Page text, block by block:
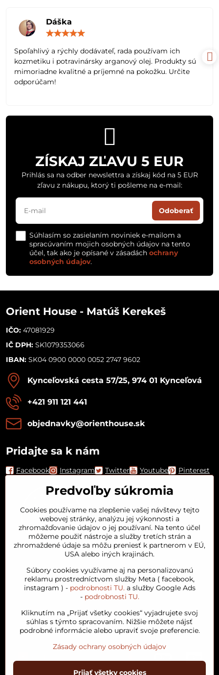
Dáška
5
Spoľahlivý a rýchly dodávateľ, rada používam ich
kozmetiku i potravinársky arganový olej. Produkty sú
mimoriadne kvalitné a príjemné na pokožku. Určite
odporúčam!
ZÍSKAJ ZĽAVU 5 EUR
Prihlás sa na odber newslettra a získaj kód na 5 EUR
zľavu z nákupu, ktorý ti pošleme na e-mail:
Odoberať
Súhlasím so zasielaním noviniek e-mailom a
spracúvaním mojich osobných údajov na tento
účel, tak ako je opísané v zásadách ochrany
osobných údajov.
Orient House - Matúš Kerekeš
IČO: 47081929
IČ DPH: SK1079353066
IBAN: SK04 0900 0000 0052 2747 9602
Kynceľovská cesta 57/25, 974 01 Kynceľová
+421 911 121 441
objednavky​@orienthouse​.sk
Pridajte sa k nám
Facebook Instagram Twitter Youtube Pinterest
Orient House
Arganový olej
Obľúbené kategórie
Predvoľby súkromia
Cookies používame na zlepšenie vašej návštevy tejto
webovej stránky, analýzu jej výkonnosti a
zhromažďovanie údajov o jej používaní. Na tento účel
môžeme použiť nástroje a služby tretích strán a
zhromaždené údaje sa môžu preniesť k partnerom v EÚ,
USA alebo iných krajinách.
Súbory cookies využívame aj na personalizovanú
reklamu prostredníctvom služby Meta ( facebook,
instagram ) - podrobnosti TU.a služby Google Ads
- podrobnosti TU.
Kliknutím na „Prijať všetky cookies“ vyjadrujete svoj
súhlas s týmto spracovaním. Nižšie môžete nájsť
podrobné informácie alebo upraviť svoje preferencie.
Zásady ochrany osobných údajov
Prijať všetky cookies